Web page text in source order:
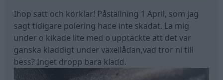
Ihop satt och körklar! Påställning 1 April, som jag
sagt tidigare polering hade inte skadat. La mig
under o kikade lite med o upptäckte att det var
ganska kladdigt under växellådan,vad tror ni till
bess? Inget dropp bara kladd.